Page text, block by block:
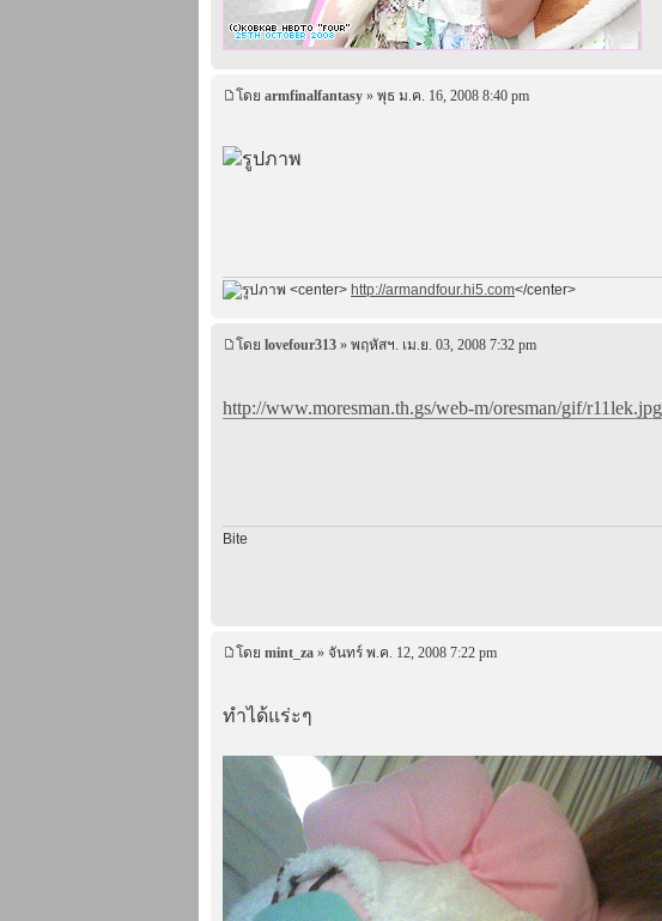
โดย armfinalfantasy » พุธ ม.ค. 16, 2008 8:40 pm
<center> http://armandfour.hi5.com</center>
โดย lovefour313 » พฤหัสฯ. เม.ย. 03, 2008 7:32 pm
http://www.moresman.th.gs/web-m/oresman/gif/r11lek.jpg
Bite
โดย mint_za » จันทร์ พ.ค. 12, 2008 7:22 pm
ทำได้แร่ะๆ